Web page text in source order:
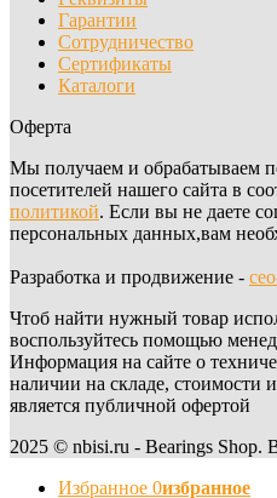
Гарантии
Сотрудничество
Сертификаты
Каталоги
Оферта
Мы получаем и обрабатываем
посетителей нашего сайта в
политикой. Если вы не даете
персональных данных,вам
Разработка и продвижение -
Чтоб найти нужный товар
воспользуйтесь помощью
Информация на сайте о
наличии на складе, стоимости
является публичной офертой
2025 © nbisi.ru - Bearings Shop.
Избранное 0избранное